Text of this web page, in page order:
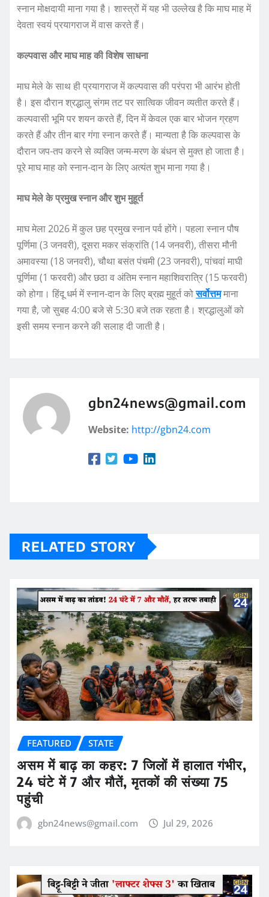
स्नान मोक्षदायी माना गया है। शास्त्रों में यह भी उल्लेख है कि माघ माह में
देवता स्वयं प्रयागराज में वास करते हैं।
कल्पवास और माघ माह की विशेष साधना
माघ मेले के साथ ही प्रयागराज में कल्पवास की परंपरा भी आरंभ होती
है। इस दौरान श्रद्धालु संगम तट पर सात्विक जीवन व्यतीत करते हैं।
कल्पवासी भूमि पर शयन करते हैं, दिन में केवल एक बार भोजन ग्रहण
करते हैं और तीन बार गंगा स्नान करते हैं। मान्यता है कि कल्पवास के
दौरान जप-तप करने से व्यक्ति जन्म-मरण के बंधन से मुक्त हो जाता है।
पूरे माघ माह को स्नान-दान के लिए अत्यंत शुभ माना गया है।
माघ मेले के प्रमुख स्नान और शुभ मुहूर्त
माघ मेला 2026 में कुल छह प्रमुख स्नान पर्व होंगे। पहला स्नान पौष
पूर्णिमा (3 जनवरी), दूसरा मकर संक्रांति (14 जनवरी), तीसरा मौनी
अमावस्या (18 जनवरी), चौथा बसंत पंचमी (23 जनवरी), पांचवां माघी
पूर्णिमा (1 फरवरी) और छठा व अंतिम स्नान महाशिवरात्रि (15 फरवरी)
को होगा। हिंदू धर्म में स्नान-दान के लिए ब्रह्म मुहूर्त कोसर्वोत्तममाना
गया है, जो सुबह 4:00 बजे से 5:30 बजे तक रहता है। श्रद्धालुओं को
इसी समय स्नान करने की सलाह दी जाती है।
gbn24news@gmail.com
Website: http://gbn24.com
RELATED STORY
FEATURED STATE
असम में बाढ़ का कहर: 7 जिलों में हालात गंभीर,
24 घंटे में 7 और मौतें, मृतकों की संख्या 75
पहुंची
gbn24news@gmail.com Jul 29, 2026